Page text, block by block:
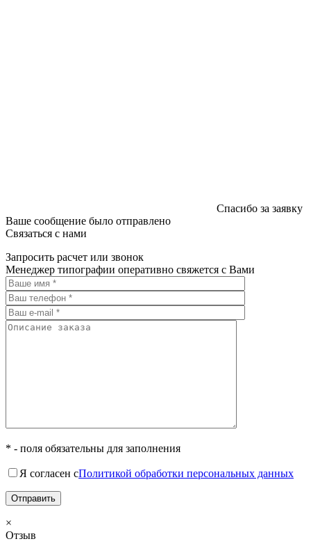
Спасибо за заявку
Ваше сообщение было отправлено
Связаться с нами
Запросить расчет или звонок
Менеджер типографии оперативно свяжется с Вами
* - поля обязательны для заполнения
Я согласен сПолитикой обработки персональных данных
×
Отзыв